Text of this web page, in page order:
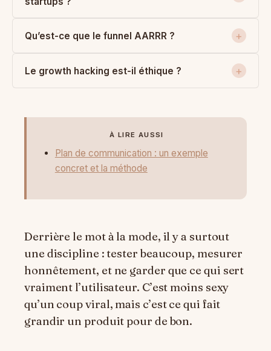
Qu’est-ce que le funnel AARRR ?
Le growth hacking est-il éthique ?
À LIRE AUSSI
Plan de communication : un exemple
concret et la méthode
Derrière le mot à la mode, il y a surtout
une discipline : tester beaucoup, mesurer
honnêtement, et ne garder que ce qui sert
vraiment l’utilisateur. C’est moins sexy
qu’un coup viral, mais c’est ce qui fait
grandir un produit pour de bon.